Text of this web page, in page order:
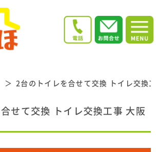
2台のトイレを合せて交換 トイレ交換
せて交換 トイレ交換工事 大阪